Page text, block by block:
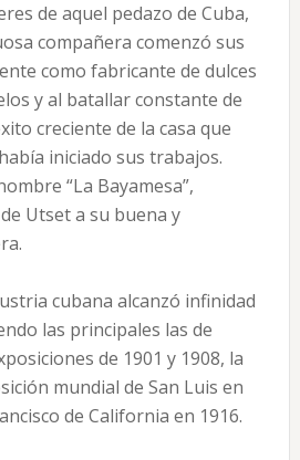
de aquel pedazo de Cuba,
compañera comenzó sus
como fabricante de dulces
y al batallar constante de
creciente de la casa que
iniciado sus trabajos.
“La Bayamesa”,
Utset a su buena y
cubana alcanzó infinidad
las principales las de
de 1901 y 1908, la
mundial de San Luis en
de California en 1916.